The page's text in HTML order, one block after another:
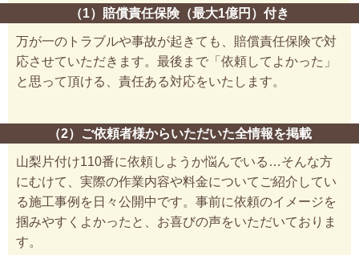
（1）賠償責任保険（最大1億円）付き
万が一のトラブルや事故が起きても、賠償責任保険で対
応させていただきます。最後まで「依頼してよかった」
と思って頂ける、責任ある対応をいたします。
（2）ご依頼者様からいただいた全情報を掲載
山梨片付け110番に依頼しようか悩んでいる…そんな方
にむけて、実際の作業内容や料金についてご紹介してい
る施工事例を日々公開中です。事前に依頼のイメージを
掴みやすくよかったと、お喜びの声をいただいておりま
す。